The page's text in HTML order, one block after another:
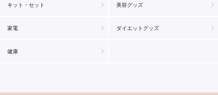
キット・セット 美容グッズ
家電 ダイエットグッズ
健康